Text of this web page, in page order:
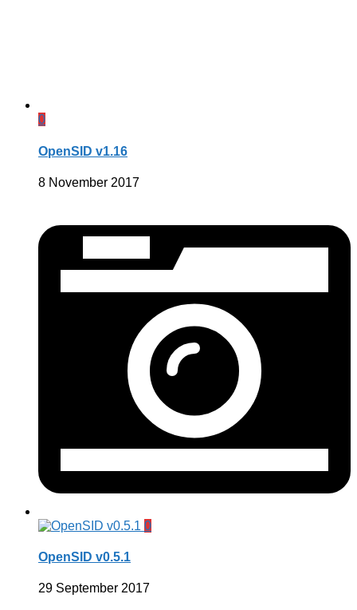
0
OpenSID v1.16
8 November 2017
0
OpenSID v0.5.1
29 September 2017